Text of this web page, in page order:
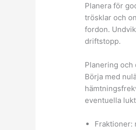
Planera för
trösklar och
fordon.
driftstopp.
Planering
Börja med
eventuella
Fraktioner: